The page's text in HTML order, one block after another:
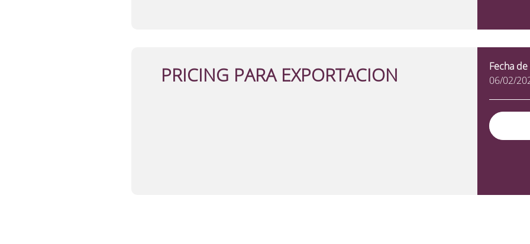
PRICING PARA EXPORTACION
Fecha
06/02/